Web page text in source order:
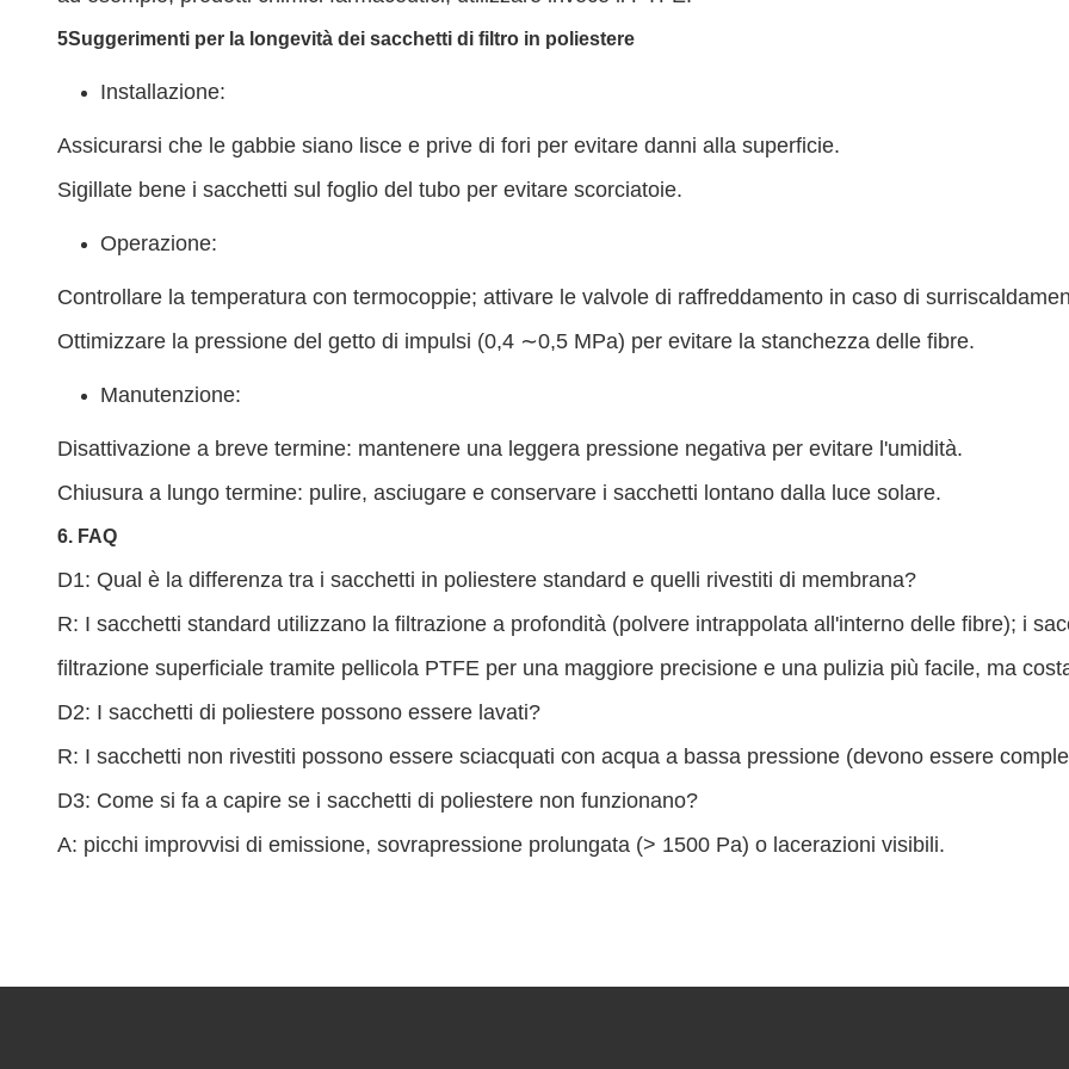
5Suggerimenti per la longevità dei sacchetti di filtro in poliestere
Installazione:
Assicurarsi che le gabbie siano lisce e prive di fori per evitare danni alla superficie.
Sigillate bene i sacchetti sul foglio del tubo per evitare scorciatoie.
Operazione:
Controllare la temperatura con termocoppie; attivare le valvole di raffreddamento in caso di
Ottimizzare la pressione del getto di impulsi (0,4 ∼0,5 MPa) per evitare la stanchezza delle fibre.
Manutenzione:
Disattivazione a breve termine: mantenere una leggera pressione negativa per evitare l'umidità.
Chiusura a lungo termine: pulire, asciugare e conservare i sacchetti lontano dalla luce solare.
6. FAQ
D1: Qual è la differenza tra i sacchetti in poliestere standard e quelli rivestiti di membrana?
R: I sacchetti standard utilizzano la filtrazione a profondità (polvere intrappolata all'interno delle fibre); i
filtrazione superficiale tramite pellicola PTFE per una maggiore precisione e una pulizia più facile, ma
D2: I sacchetti di poliestere possono essere lavati?
R: I sacchetti non rivestiti possono essere sciacquati con acqua a bassa pressione (devono essere
D3: Come si fa a capire se i sacchetti di poliestere non funzionano?
A: picchi improvvisi di emissione, sovrapressione prolungata (> 1500 Pa) o lacerazioni visibili.